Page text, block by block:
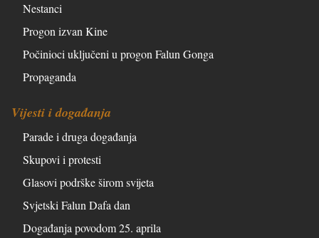
Nestanci
Progon izvan Kine
Počinioci uključeni u progon Falun Gonga
Propaganda
Vijesti i događanja
Parade i druga događanja
Skupovi i protesti
Glasovi podrške širom svijeta
Svjetski Falun Dafa dan
Događanja povodom 25. aprila